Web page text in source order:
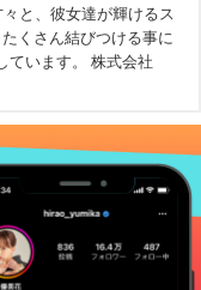
と、彼女達が輝けるス
くさん結びつける事に
ています。 株式会社